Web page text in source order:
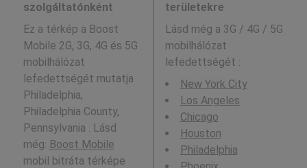
szolgáltatónként
Ez a térkép a Boost
Mobile 2G, 3G, 4G és 5G
mobilhálózat
lefedettségét mutatja
Philadelphia,
Philadelphia County,
Pennsylvania . Lásd
még: Boost Mobile
mobil bitráta térképe
területekre
Lásd még a 3G / 4G / 5G
mobilhálózat
lefedettségét :
New York City
Los Angeles
Chicago
Houston
Philadelphia